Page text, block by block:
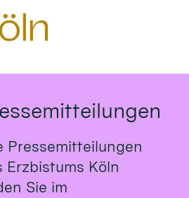
Pressemitteilungen
Erzbistums Köln
Sie im